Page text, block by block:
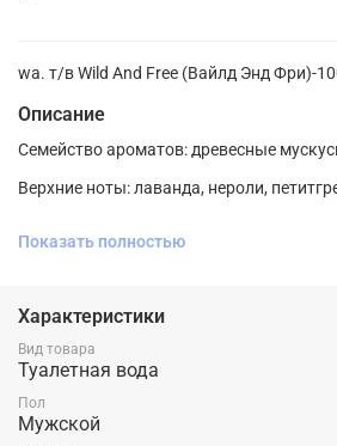
wa. т/в Wild And Free (Вайлд Энд Фри)-
Описание
Семейство ароматов: древесные
Верхние ноты: лаванда, нероли,
Показать полностью
Характеристики
Вид товара
Туалетная вода
Пол
Мужской